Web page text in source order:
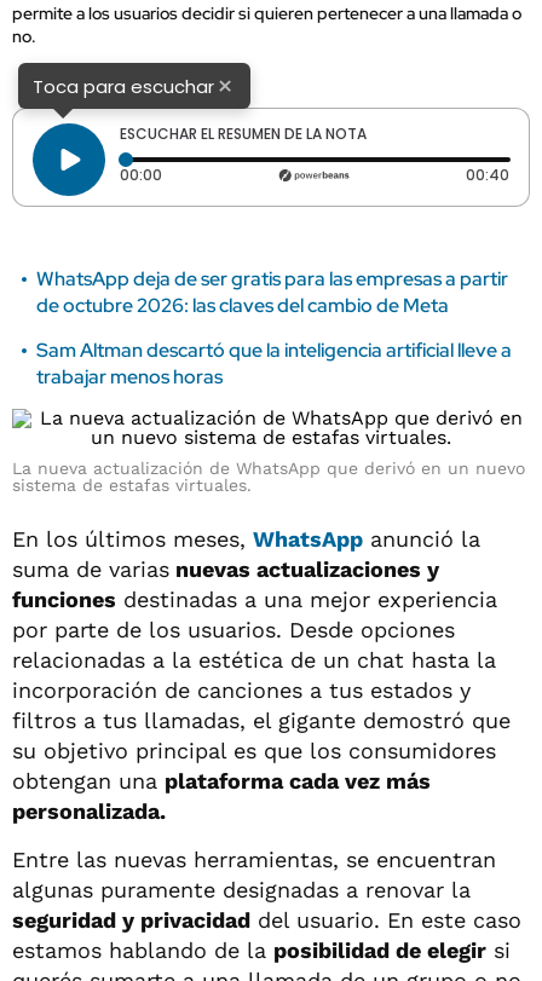
permite a los usuarios decidir si quieren pertenecer a una llamada o
no.
Toca para escuchar×
ESCUCHAR EL RESUMEN DE LA NOTA
00:00 Tiempo transcurrido: 0 segundos 00:40
WhatsApp deja de ser gratis para las empresas a partir
de octubre 2026: las claves del cambio de Meta
Sam Altman descartó que la inteligencia artificial lleve a
trabajar menos horas
La nueva actualización de WhatsApp que derivó en un nuevo
sistema de estafas virtuales.
En los últimos meses, WhatsApp anunció la
suma de varias nuevas actualizaciones y
funciones destinadas a una mejor experiencia
por parte de los usuarios. Desde opciones
relacionadas a la estética de un chat hasta la
incorporación de canciones a tus estados y
filtros a tus llamadas, el gigante demostró que
su objetivo principal es que los consumidores
obtengan una plataforma cada vez más
personalizada.
Entre las nuevas herramientas, se encuentran
algunas puramente designadas a renovar la
seguridad y privacidad del usuario. En este caso
estamos hablando de la posibilidad de elegir si